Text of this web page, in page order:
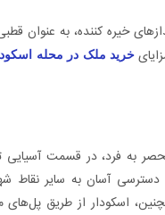
خیره کننده، به عنوان
خرید ملک در محله
به فرد، در قسمت آسیایی
آسان به سایر نقاط شهر
اسکودار از طریق